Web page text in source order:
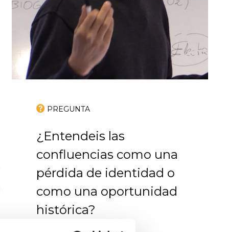
PREGUNTA
¿Entendeis las
confluencias como una
pérdida de identidad o
como una oportunidad
histórica?